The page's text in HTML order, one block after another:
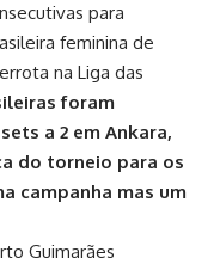
para
feminina de
na Liga das
foram
a 2 em Ankara,
do torneio para os
campanha mas um
Guimarães